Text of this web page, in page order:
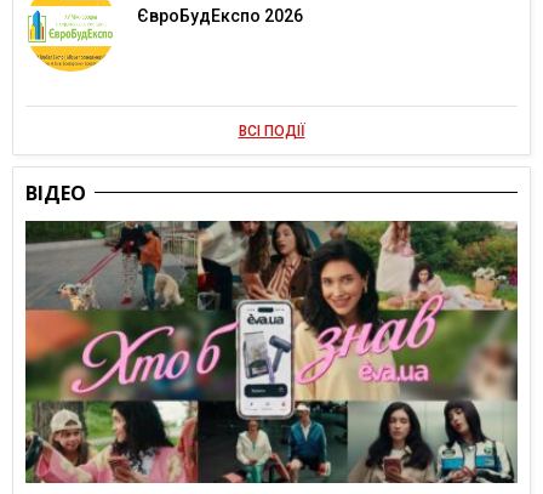
ЄвроБудЕкспо 2026
ВСІ ПОДІЇ
ВІДЕО